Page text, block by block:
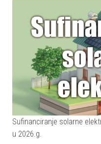
Sufinanciranje solarne
u 2026.g.